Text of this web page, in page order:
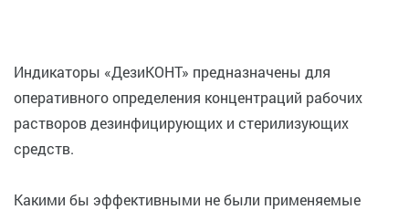
Индикаторы «ДезиКОНТ» предназначены для
оперативного определения концентраций рабочих
растворов дезинфицирующих и стерилизующих
средств.
Какими бы эффективными не были применяемые